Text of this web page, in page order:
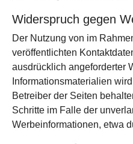
Widerspruch gegen
Der Nutzung von im
veröffentlichten
ausdrücklich angeforderter
Informationsmaterialien
Betreiber der Seiten
Schritte im Falle der
Werbeinformationen, etwa